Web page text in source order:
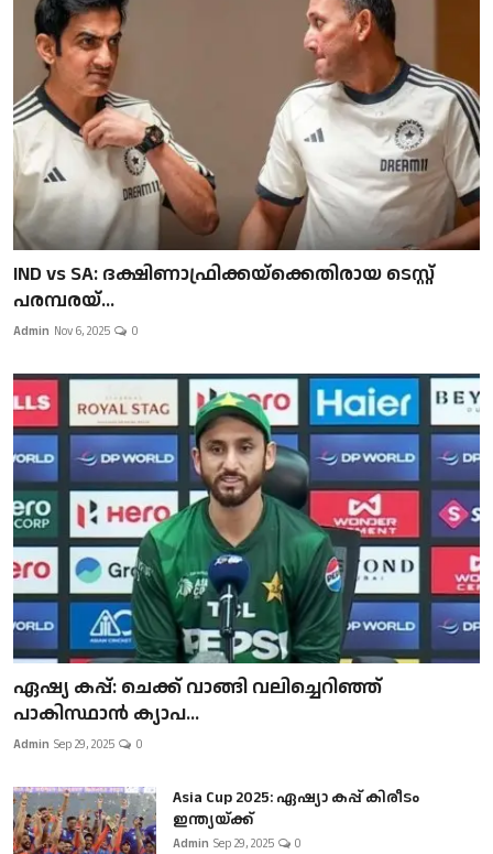
IND vs SA: ദക്ഷിണാഫ്രിക്കയ്‌ക്കെതിരായ ടെസ്റ്റ്
പരമ്പരയ്...
Admin Nov 6, 2025 0
ഏഷ്യ കപ്പ്: ചെക്ക് വാങ്ങി വലിച്ചെറിഞ്ഞ്
പാകിസ്ഥാൻ ക്യാപ...
Admin Sep 29, 2025 0
Asia Cup 2025: ഏഷ്യാ കപ്പ് കിരീടം
ഇന്ത്യയ്ക്ക്
Admin Sep 29, 2025 0